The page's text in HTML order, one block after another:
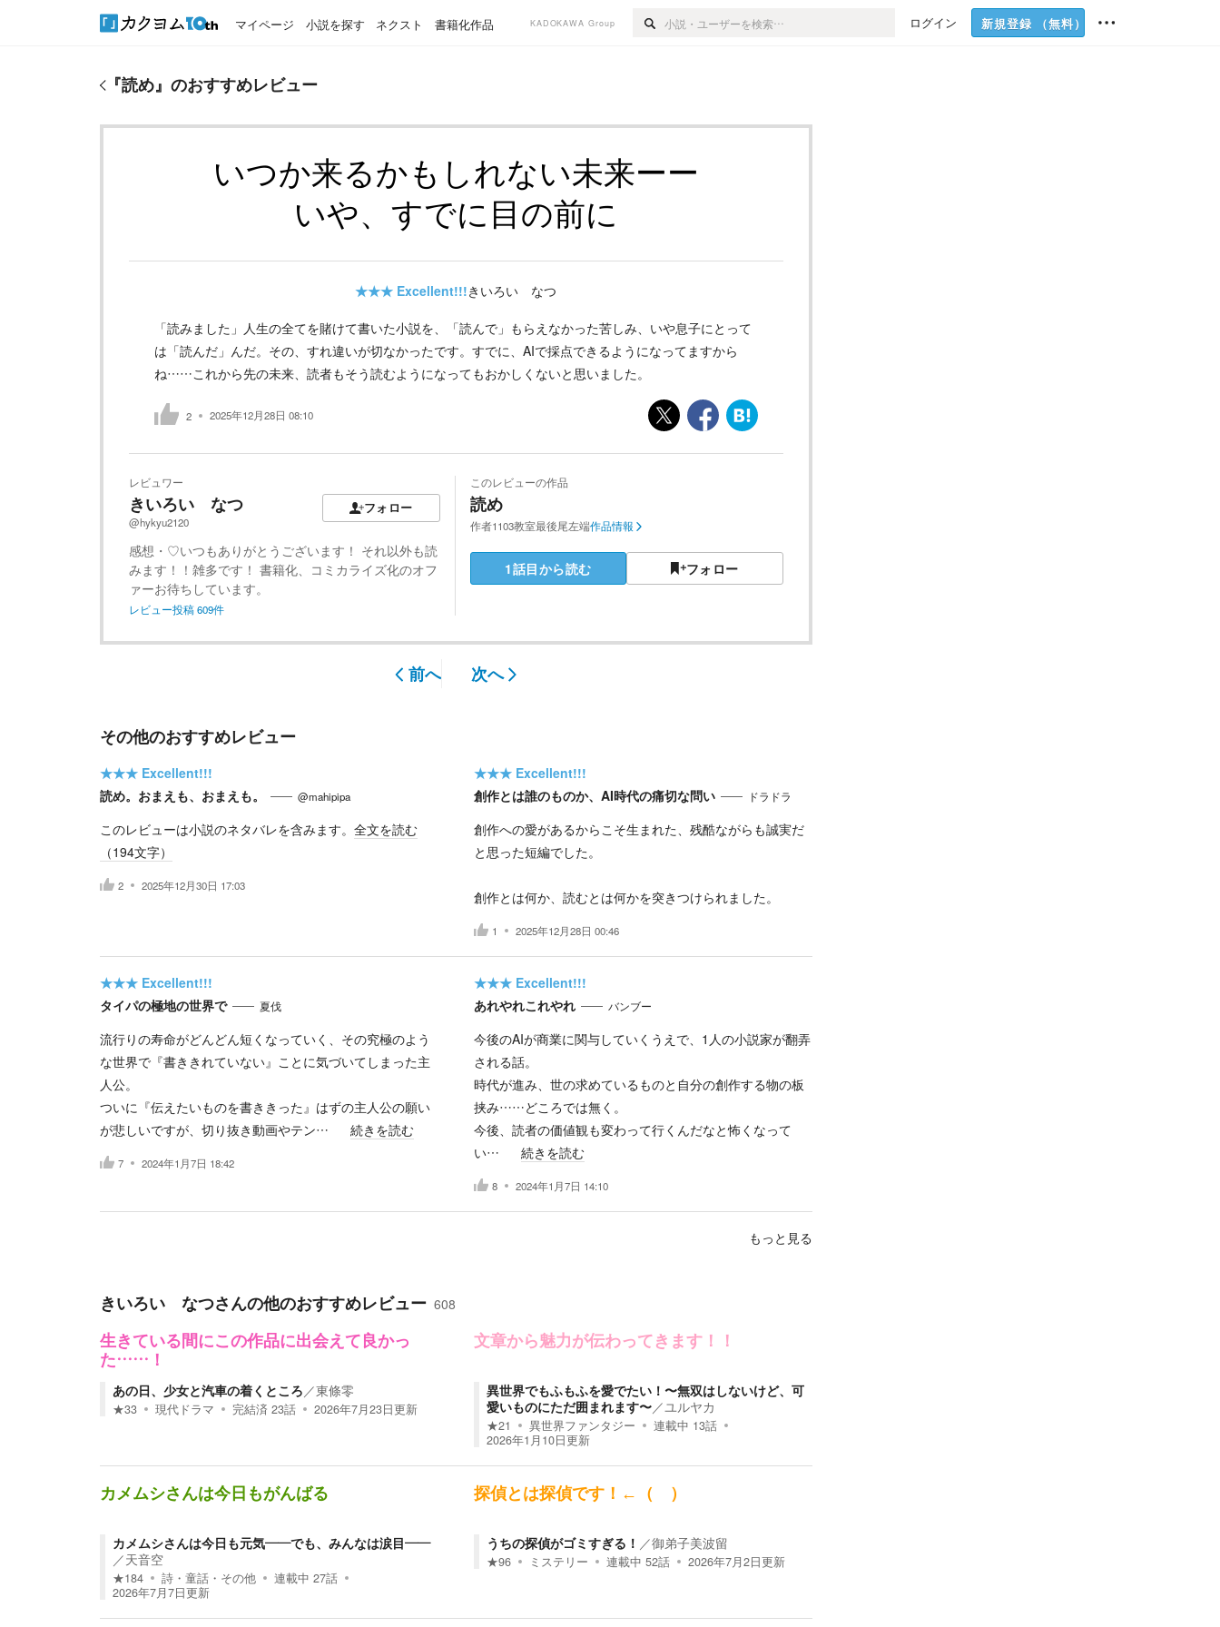
マイページ 小説を探す ネクスト 書籍化作品 KADOKAWA Group ログイン 新規登録 （無料）
『読め』のおすすめレビュー
いつか来るかもしれない未来ーー
いや、すでに目の前に
★★★ Excellent!!!きいろい なつ
「読みました」人生の全てを賭けて書いた小説を、「読んで」もらえなかった苦しみ、いや息子にとって
は「読んだ」んだ。その、すれ違いが切なかったです。すでに、AIで採点できるようになってますから
ね……これから先の未来、読者もそう読むようになってもおかしくないと思いました。
2 2025年12月28日 08:10
レビュワー
きいろい なつ
@hykyu2120
フォロー
感想・♡いつもありがとうございます！ それ以外も読
みます！！雑多です！ 書籍化、コミカライズ化のオフ
ァーお待ちしています。
レビュー投稿609件
このレビューの作品
読め
作者1103教室最後尾左端作品情報
1話目から読む フォロー
前へ 次へ
その他のおすすめレビュー
★★★ Excellent!!!
読め。おまえも、おまえも。
@mahipipa
このレビューは小説のネタバレを含みます。 全文を読む
（194文字）
2 2025年12月30日 17:03
★★★ Excellent!!!
創作とは誰のものか、AI時代の痛切な問い
ドラドラ
創作への愛があるからこそ生まれた、残酷ながらも誠実だ
と思った短編でした。
創作とは何か、読むとは何かを突きつけられました。
1 2025年12月28日 00:46
★★★ Excellent!!!
タイパの極地の世界で
夏伐
流行りの寿命がどんどん短くなっていく、その究極のよう
な世界で『書ききれていない』ことに気づいてしまった主
人公。
ついに『伝えたいものを書ききった』はずの主人公の願い
が悲しいですが、切り抜き動画やテン…
続きを読む
7 2024年1月7日 18:42
★★★ Excellent!!!
あれやれこれやれ
バンブー
今後のAIが商業に関与していくうえで、1人の小説家が翻弄
される話。
時代が進み、世の求めているものと自分の創作する物の板
挟み……どころでは無く。
今後、読者の価値観も変わって行くんだなと怖くなって
い…
続きを読む
8 2024年1月7日 14:10
もっと見る
きいろい なつさんの他のおすすめレビュー 608
生きている間にこの作品に出会えて良かっ
た……！
あの日、少女と汽車の着くところ／東條零
★33 現代ドラマ 完結済 23話 2026年7月23日更新
文章から魅力が伝わってきます！！
異世界でもふもふを愛でたい！〜無双はしないけど、可
愛いものにただ囲まれます〜／ユルヤカ
★21 異世界ファンタジー 連載中 13話
2026年1月10日更新
カメムシさんは今日もがんばる
カメムシさんは今日も元気——でも、みんなは涙目——
／天音空
★184 詩・童話・その他 連載中 27話
2026年7月7日更新
探偵とは探偵です！←（ ）
うちの探偵がゴミすぎる！ ／御弟子美波留
★96 ミステリー 連載中 52話 2026年7月2日更新